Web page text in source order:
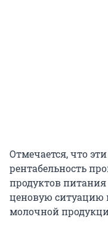
Отмечается, что
рентабельность
продуктов
ценовую ситуацию
молочной